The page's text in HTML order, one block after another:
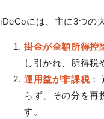
iDeCoには、主に3つの
掛金が全額所得控
し引かれ、所得税
運用益が非課税：
らず、その分を再
す。